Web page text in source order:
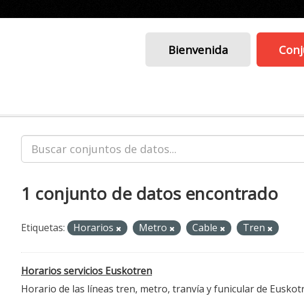
Bienvenida
1 conjunto de datos encontrado
Etiquetas: Horarios Metro Cable Tren
Horarios servicios Euskotren
Horario de las líneas tren, metro, tranvía y funicular de